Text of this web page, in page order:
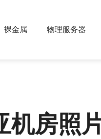
裸金属 物理服务器
机房照